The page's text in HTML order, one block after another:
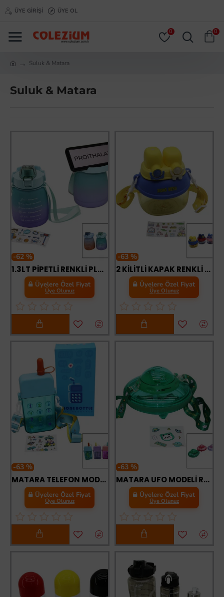
ÜYE GIRIŞI ÜYE OL
0 0
Suluk & Matara
Suluk & Matara
-62 %
1.3LT PİPETLİ RENKLİ PLASTİK SULUK MATARA KİLİTLİ KAPAKLI TELEFONLUKLU
Üyelere Özel Fiyat
Üye Olunuz
-63 %
2 KİLİTLİ KAPAK RENKLİ MİKA KRİSTAL SULUK MATARA PİPETLİ NAYLON ÇANTALI ASKILI 1280ML
Üyelere Özel Fiyat
Üye Olunuz
-63 %
MATARA TELEFON MODELİ RENKLİ MİKA KRİSTAL SULUK MATARA PİPETLİ VİDALI KAPAK ASKILI 300ML
Üyelere Özel Fiyat
Üye Olunuz
-63 %
MATARA UFO MODELİ RENKLİ MİKA KRİSTAL SULUK MATARA PİPETLİ TAŞIMA ASKILI 550ML
Üyelere Özel Fiyat
Üye Olunuz